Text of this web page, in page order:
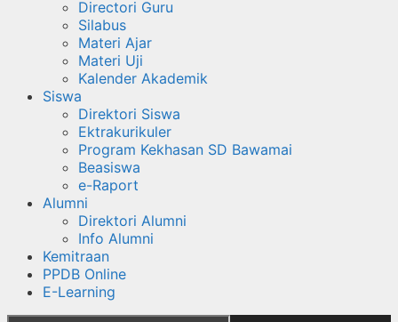
Directori Guru
Silabus
Materi Ajar
Materi Uji
Kalender Akademik
Siswa
Direktori Siswa
Ektrakurikuler
Program Kekhasan SD Bawamai
Beasiswa
e-Raport
Alumni
Direktori Alumni
Info Alumni
Kemitraan
PPDB Online
E-Learning